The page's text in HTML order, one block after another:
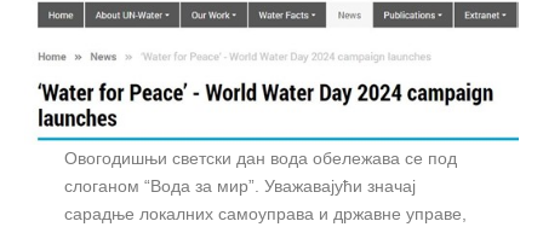
Овогодишњи светски дан вода обележава се под
слоганом “Вода за мир”. Уважавајући значај
сарадње локалних самоуправа и државне управе,